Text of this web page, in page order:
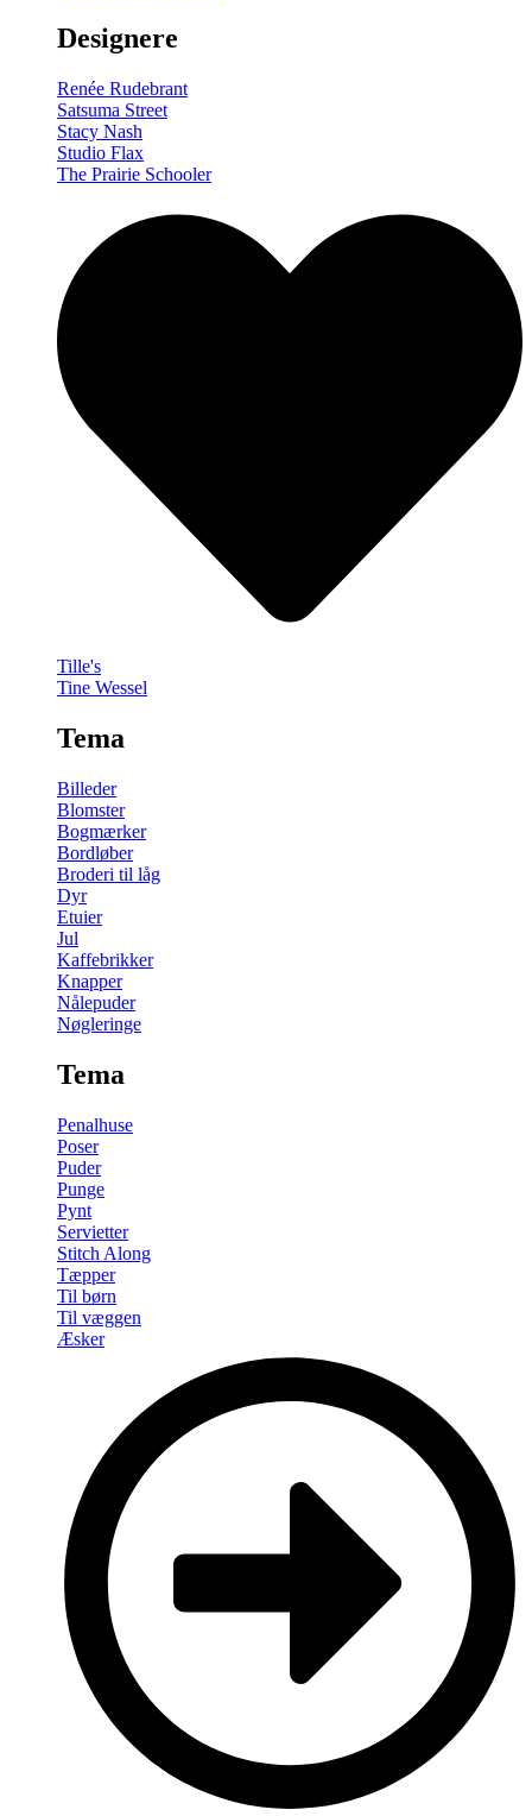
Designere
Renée Rudebrant
Satsuma Street
Stacy Nash
Studio Flax
The Prairie Schooler
Tille's
Tine Wessel
Tema
Billeder
Blomster
Bogmærker
Bordløber
Broderi til låg
Dyr
Etuier
Jul
Kaffebrikker
Knapper
Nålepuder
Nøgleringe
Tema
Penalhuse
Poser
Puder
Punge
Pynt
Servietter
Stitch Along
Tæpper
Til børn
Til væggen
Æsker